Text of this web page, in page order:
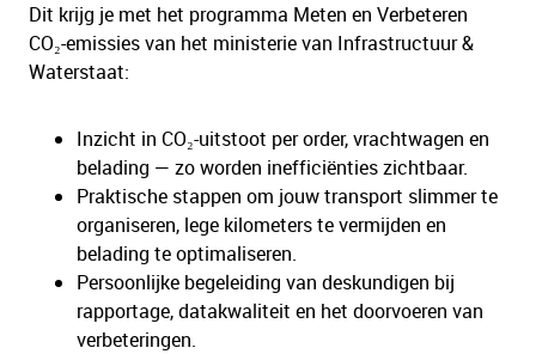
Dit krijg je met het programma Meten en Verbeteren
CO₂-emissies van het ministerie van Infrastructuur &
Waterstaat:
Inzicht in CO₂-uitstoot per order, vrachtwagen en
belading — zo worden inefficiënties zichtbaar.
Praktische stappen om jouw transport slimmer te
organiseren, lege kilometers te vermijden en
belading te optimaliseren.
Persoonlijke begeleiding van deskundigen bij
rapportage, datakwaliteit en het doorvoeren van
verbeteringen.